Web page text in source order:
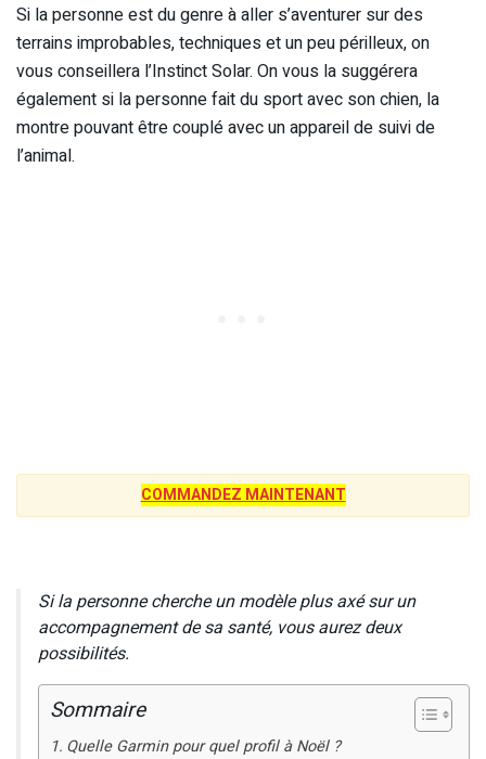
Si la personne est du genre à aller s’aventurer sur des
terrains improbables, techniques et un peu périlleux, on
vous conseillera l’Instinct Solar. On vous la suggérera
également si la personne fait du sport avec son chien, la
montre pouvant être couplé avec un appareil de suivi de
l’animal.
COMMANDEZ MAINTENANT
Si la personne cherche un modèle plus axé sur un
accompagnement de sa santé, vous aurez deux
possibilités.
Sommaire
Quelle Garmin pour quel profil à Noël ?